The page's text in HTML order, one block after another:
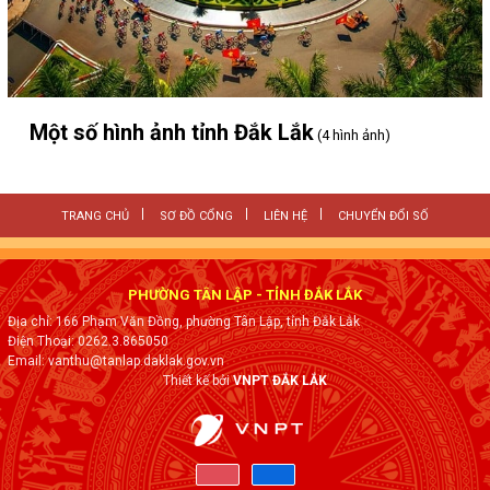
Một số hình ảnh tỉnh Đắk Lắk (4 hình ảnh)
TRANG CHỦ SƠ ĐỒ CỔNG LIÊN HỆ CHUYỂN ĐỔI SỐ
PHƯỜNG TÂN LẬP - TỈNH ĐẮK LẮK
Địa chỉ: 166 Phạm Văn Đồng, phường Tân Lập, tỉnh Đắk Lắk
Điện Thoại: 0262.3.865050
Email: vanthu@tanlap.daklak.gov.vn
Thiết kế bởiVNPT ĐẮK LẮK